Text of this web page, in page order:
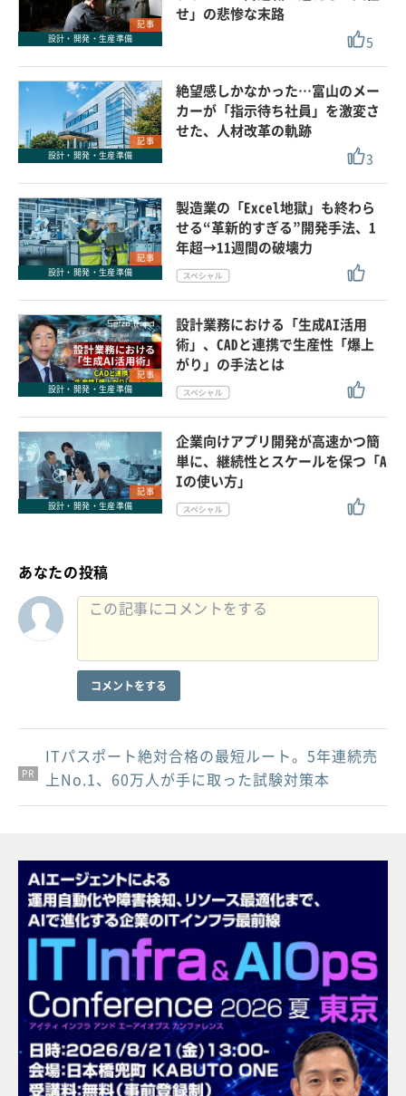
記事
設計・開発・生産準備
せ」の悲惨な末路
5
記事
設計・開発・生産準備
絶望感しかなかった…富山のメー
カーが「指示待ち社員」を激変さ
せた、人材改革の軌跡
3
記事
設計・開発・生産準備
製造業の「Excel地獄」も終わら
せる“革新的すぎる”開発手法、1
年超→11週間の破壊力
記事
設計・開発・生産準備
設計業務における「生成AI活用
術」、CADと連携で生産性「爆上
がり」の手法とは
記事
設計・開発・生産準備
企業向けアプリ開発が高速かつ簡
単に、継続性とスケールを保つ「A
Iの使い方」
あなたの投稿
コメントをする
PR
PR
PR
ITパスポート絶対合格の最短ルート。5年連続売
上No.1、60万人が手に取った試験対策本